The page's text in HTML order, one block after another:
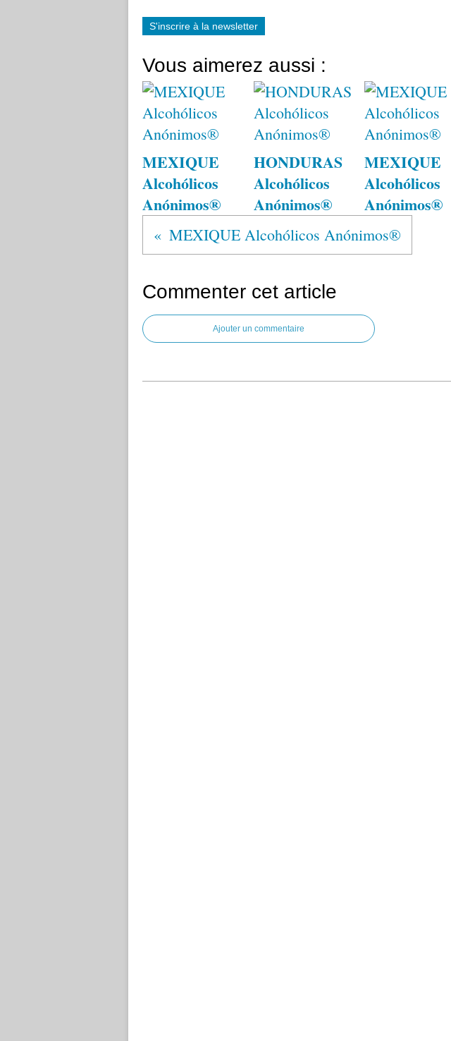
S'inscrire à la newsletter
Vous aimerez aussi :
MEXIQUE
Alcohólicos
Anónimos®
HONDURAS
Alcohólicos
Anónimos®
MEXIQUE
Alcohólicos
Anónimos®
MEXIQUE Alcohólicos Anónimos®
Commenter cet article
Ajouter un commentaire